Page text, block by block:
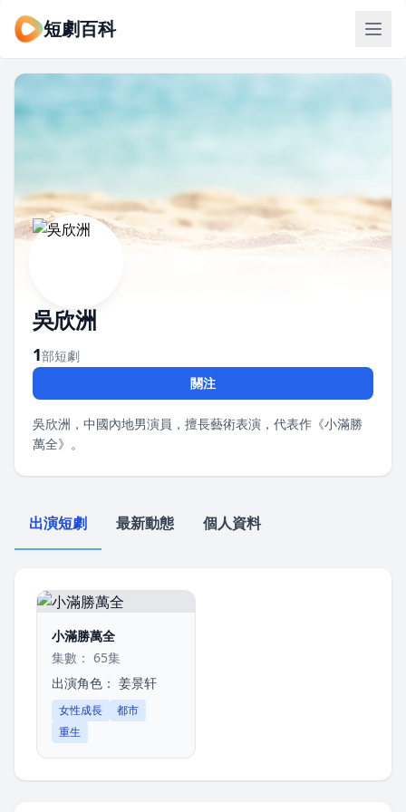
短劇百科
吳欣洲
1部短劇
關注
吳欣洲，中國內地男演員，擅長藝術表演，代表作《小滿勝
萬全》。
出演短劇 最新動態 個人資料
小滿勝萬全
集數： 65集
出演角色： 姜景轩
女性成長
都市
重生